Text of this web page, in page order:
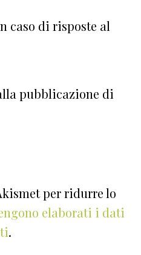
caso di risposte al
pubblicazione di
per ridurre lo
elaborati i dati
.